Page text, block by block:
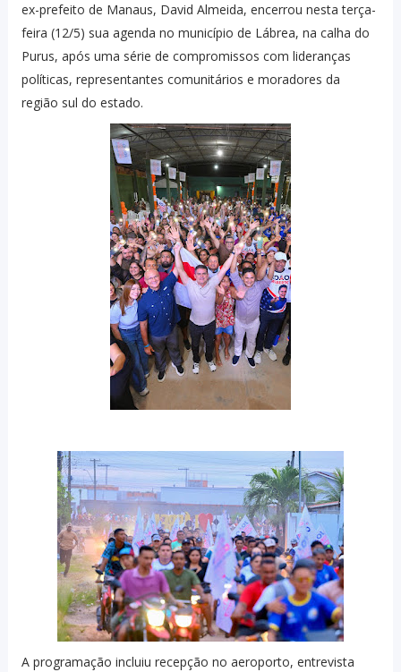
ex-prefeito de Manaus, David Almeida, encerrou nesta terça-
feira (12/5) sua agenda no município de Lábrea, na calha do
Purus, após uma série de compromissos com lideranças
políticas, representantes comunitários e moradores da
região sul do estado.
A programação incluiu recepção no aeroporto, entrevista